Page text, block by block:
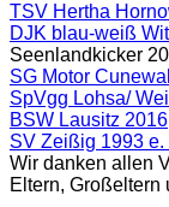
TSV Hertha
DJK blau-weiß
Seenlandkicker
SG Motor
SpVgg Lohsa/
BSW Lausitz 2016
SV Zeißig 1993 e.
Wir danken allen
Eltern, Großeltern